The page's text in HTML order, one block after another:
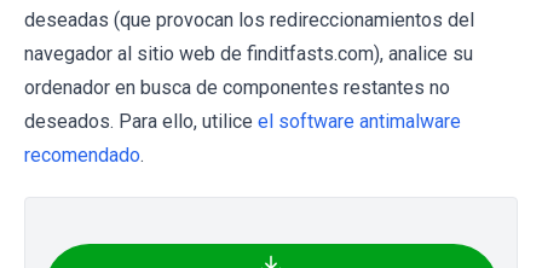
deseadas (que provocan los redireccionamientos del
navegador al sitio web de finditfasts.com), analice su
ordenador en busca de componentes restantes no
deseados. Para ello, utilice el software antimalware
recomendado.